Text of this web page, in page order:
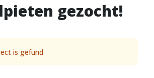
gezocht!
is gefund